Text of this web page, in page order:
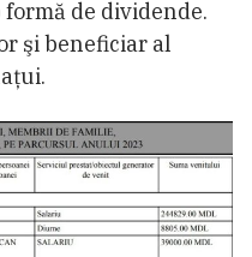
de dividende.
şi beneficiar al